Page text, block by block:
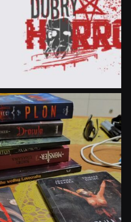
dobryhorror
Lip 31